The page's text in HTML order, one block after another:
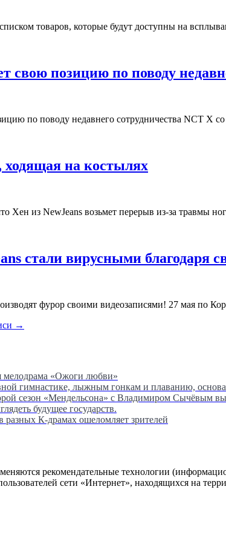
списком товаров, которые будут доступны на
свою позицию по поводу
по поводу недавнего сотрудничества NCT X
ходящая на костылях
Хен из NewJeans возьмет перерыв из-за травмы
стали вирусными благодаря
фурор своими видеозаписями! 27 мая по
→
мелодрама «Ожоги любви»
гимнастике, лыжным гонкам и плаванию,
сезон «Мендельсона» с Владимиром Сычёвым
будущее государств.
разных К-драмах ошеломляет зрителей
рекомендательные технологии
сети «Интернет», находящихся на